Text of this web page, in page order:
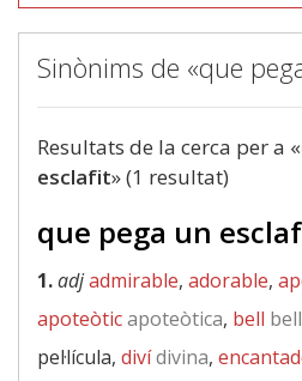
Sinònims de «que
Resultats de la cerca per a «
esclafit» (1 resultat)
que pega un
1.adjadmirable, adorable,
apoteòticapoteòtica, bell
pel·lícula, divídivina,